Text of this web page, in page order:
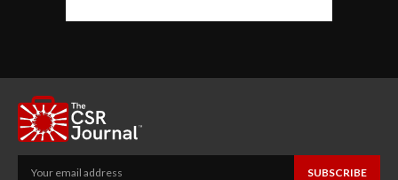
SUBSCRIBE